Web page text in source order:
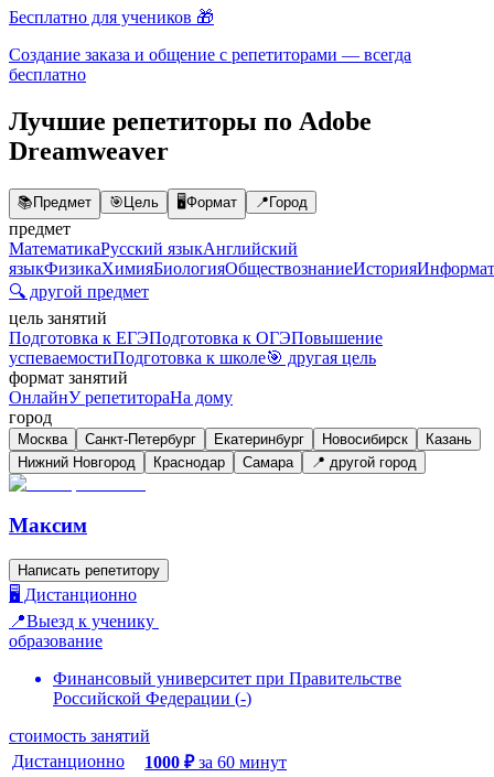
Бесплатно для учеников 🎁
Создание заказа и общение с репетиторами — всегда
бесплатно
Лучшие репетиторы по Adobe
Dreamweaver
📚Предмет 🎯Цель 🖥️Формат 📍Город
предмет
МатематикаРусский языкАнглийский
языкФизикаХимияБиологияОбществознаниеИстория
🔍 другой предмет
цель занятий
Подготовка к ЕГЭПодготовка к ОГЭПовышение
успеваемостиПодготовка к школе🎯 другая цель
формат занятий
ОнлайнУ репетитораНа дому
город
Москва Санкт-Петербург Екатеринбург Новосибирск
Казань
Нижний Новгород
Краснодар Самара 📍 другой город
Максим
Написать репетитору
🖥️ Дистанционно
📍Выезд к ученику
образование
Финансовый университет при Правительстве
Российской Федерации (-)
стоимость занятий
Дистанционно
1000 ₽ за 60 минут